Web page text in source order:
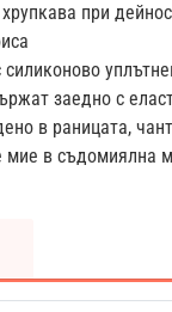
при
заедно с
в раницата,
в съдомиялна